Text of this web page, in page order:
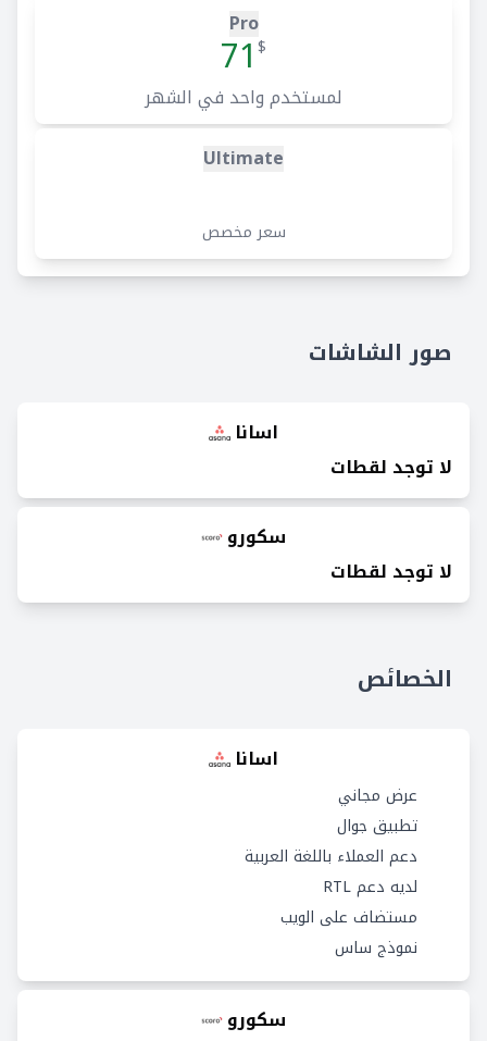
Pro
$
71
لمستخدم واحد في الشهر
Ultimate
سعر مخصص
صور الشاشات
اسانا
لا توجد لقطات
سكورو
لا توجد لقطات
الخصائص
اسانا
عرض مجاني
تطبيق جوال
دعم العملاء باللغة العربية
لديه دعم RTL
مستضاف على الويب
نموذج ساس
سكورو